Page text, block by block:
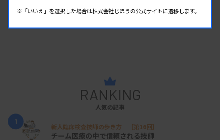
RANKING
人気の記事
1
新人臨床検査技師の歩き方 ［第16回］
チーム医療の中で信頼される技師
※「いいえ」を選択した場合は株式会社じほうの公式サイトに遷移します。